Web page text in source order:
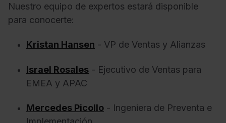
Nuestro equipo de expertos estará disponible
para conocerte:
Kristan Hansen - VP de Ventas y Alianzas
Israel Rosales - Ejecutivo de Ventas para
EMEA y APAC
Mercedes Picollo - Ingeniera de Preventa e